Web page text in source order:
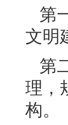
第
文明
第
理，
构。